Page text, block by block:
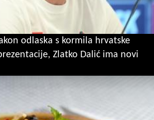
odlaska s kormila hrvatske
Zlatko Dalić ima novi